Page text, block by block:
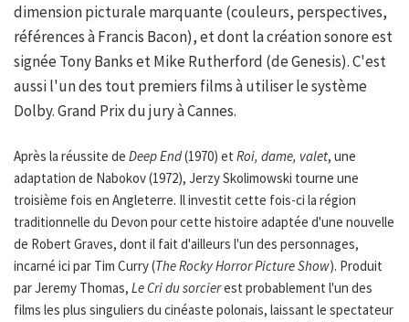
dimension picturale marquante (couleurs, perspectives,
références à Francis Bacon), et dont la création sonore est
signée Tony Banks et Mike Rutherford (de Genesis). C'est
aussi l'un des tout premiers films à utiliser le système
Dolby. Grand Prix du jury à Cannes.
Après la réussite de Deep End(1970) et Roi, dame, valet, une
adaptation de Nabokov (1972), Jerzy Skolimowski tourne une
troisième fois en Angleterre. Il investit cette fois-ci la région
traditionnelle du Devon pour cette histoire adaptée d'une nouvelle
de Robert Graves, dont il fait d'ailleurs l'un des personnages,
incarné ici par Tim Curry (The Rocky Horror Picture Show). Produit
par Jeremy Thomas, Le Cri du sorcierest probablement l'un des
films les plus singuliers du cinéaste polonais, laissant le spectateur